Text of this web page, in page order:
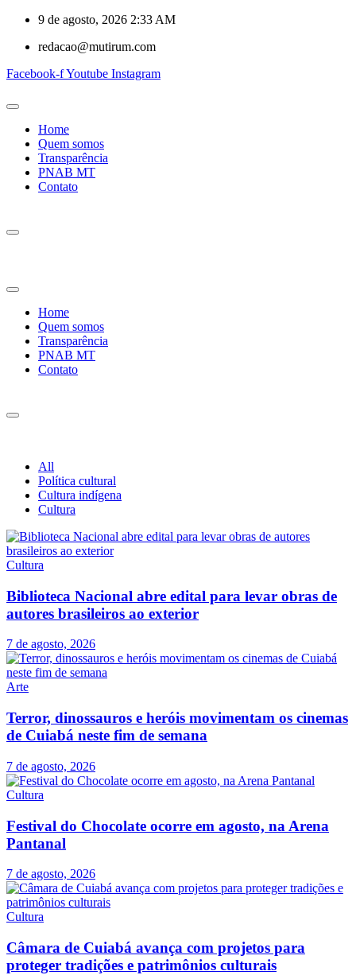
9 de agosto, 2026 2:33 AM
redacao@mutirum.com
Facebook-fYoutube Instagram
Home
Quem somos
Transparência
PNAB MT
Contato
Home
Quem somos
Transparência
PNAB MT
Contato
All
Política cultural
Cultura indígena
Cultura
Cultura
Biblioteca Nacional abre edital para levar obras de
autores brasileiros ao exterior
7 de agosto, 2026
Arte
Terror, dinossauros e heróis movimentam os cinemas
de Cuiabá neste fim de semana
7 de agosto, 2026
Cultura
Festival do Chocolate ocorre em agosto, na Arena
Pantanal
7 de agosto, 2026
Cultura
Câmara de Cuiabá avança com projetos para
proteger tradições e patrimônios culturais